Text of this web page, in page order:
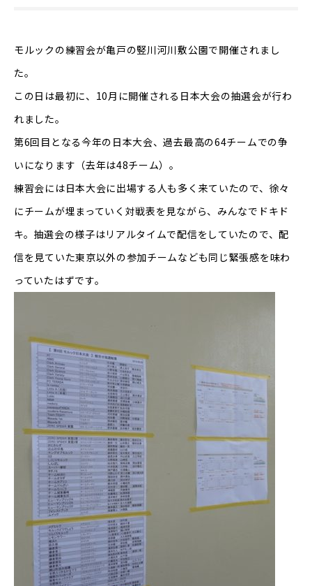
モルックの練習会が亀戸の竪川河川敷公園で開催されまし
た。
この日は最初に、10月に開催される日本大会の抽選会が行わ
れました。
第6回目となる今年の日本大会、過去最高の64チームでの争
いになります（去年は48チーム）。
練習会には日本大会に出場する人も多く来ていたので、徐々
にチームが埋まっていく対戦表を見ながら、みんなでドキド
キ。抽選会の様子はリアルタイムで配信をしていたので、配
信を見ていた東京以外の参加チームなども同じ緊張感を味わ
っていたはずです。